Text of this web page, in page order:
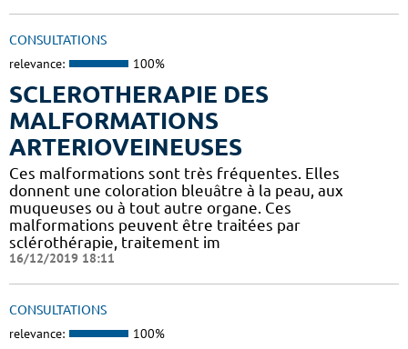
CONSULTATIONS
relevance: 100%
SCLEROTHERAPIE DES
MALFORMATIONS
ARTERIOVEINEUSES
Ces malformations sont très fréquentes. Elles
donnent une coloration bleuâtre à la peau, aux
muqueuses ou à tout autre organe. Ces
malformations peuvent être traitées par
sclérothérapie, traitement im
16/12/2019 18:11
CONSULTATIONS
relevance: 100%